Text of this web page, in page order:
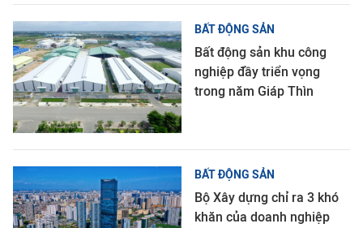
BẤT ĐỘNG SẢN
Bất động sản khu công
nghiệp đầy triển vọng
trong năm Giáp Thìn
BẤT ĐỘNG SẢN
Bộ Xây dựng chỉ ra 3 khó
khăn của doanh nghiệp